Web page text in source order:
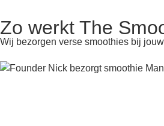
Zo werkt The
Wij bezorgen verse smoothies bij